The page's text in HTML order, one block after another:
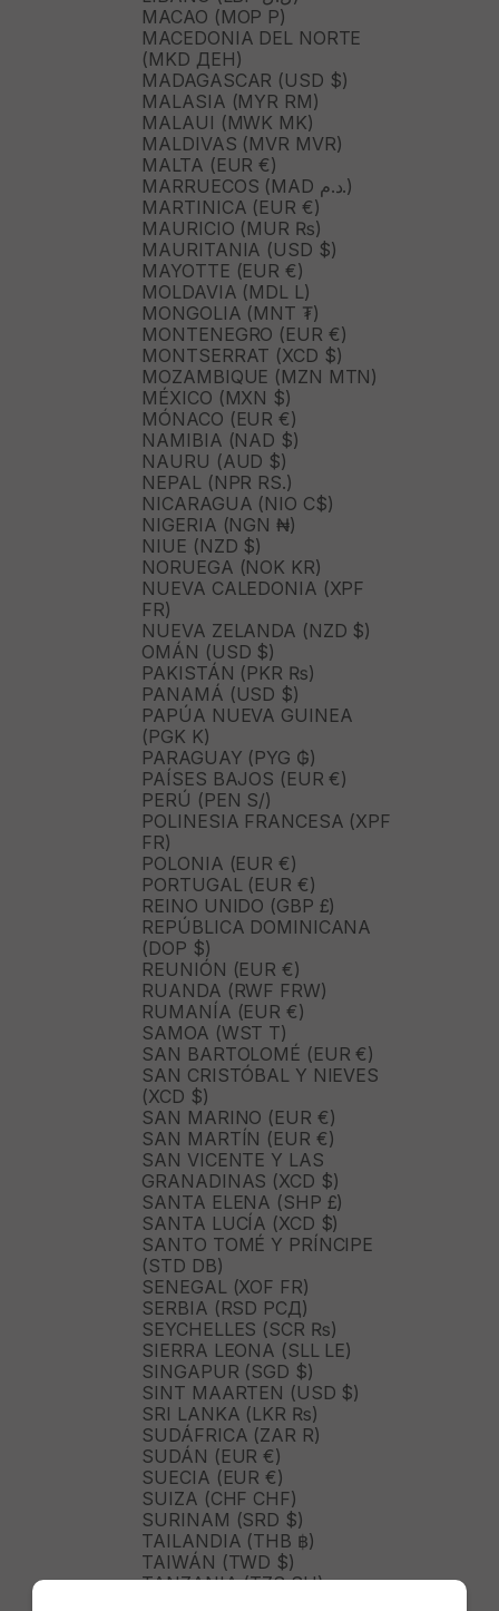
MACAO (MOP P)
MACEDONIA DEL NORTE
(MKD ДЕН)
MADAGASCAR (USD $)
MALASIA (MYR RM)
MALAUI (MWK MK)
MALDIVAS (MVR MVR)
MALTA (EUR €)
MARRUECOS (MAD د.م.)
MARTINICA (EUR €)
MAURICIO (MUR ₨)
MAURITANIA (USD $)
MAYOTTE (EUR €)
MOLDAVIA (MDL L)
MONGOLIA (MNT ₮)
MONTENEGRO (EUR €)
MONTSERRAT (XCD $)
MOZAMBIQUE (MZN MTN)
MÉXICO (MXN $)
MÓNACO (EUR €)
NAMIBIA (NAD $)
NAURU (AUD $)
NEPAL (NPR RS.)
NICARAGUA (NIO C$)
NIGERIA (NGN ₦)
NIUE (NZD $)
NORUEGA (NOK KR)
NUEVA CALEDONIA (XPF
FR)
NUEVA ZELANDA (NZD $)
OMÁN (USD $)
PAKISTÁN (PKR ₨)
PANAMÁ (USD $)
PAPÚA NUEVA GUINEA
(PGK K)
PARAGUAY (PYG ₲)
PAÍSES BAJOS (EUR €)
PERÚ (PEN S/)
POLINESIA FRANCESA (XPF
FR)
POLONIA (EUR €)
PORTUGAL (EUR €)
REINO UNIDO (GBP £)
REPÚBLICA DOMINICANA
(DOP $)
REUNIÓN (EUR €)
RUANDA (RWF FRW)
RUMANÍA (EUR €)
SAMOA (WST T)
SAN BARTOLOMÉ (EUR €)
SAN CRISTÓBAL Y NIEVES
(XCD $)
SAN MARINO (EUR €)
SAN MARTÍN (EUR €)
SAN VICENTE Y LAS
GRANADINAS (XCD $)
SANTA ELENA (SHP £)
SANTA LUCÍA (XCD $)
SANTO TOMÉ Y PRÍNCIPE
(STD DB)
SENEGAL (XOF FR)
SERBIA (RSD РСД)
SEYCHELLES (SCR ₨)
SIERRA LEONA (SLL LE)
SINGAPUR (SGD $)
SINT MAARTEN (USD $)
SRI LANKA (LKR ₨)
SUDÁFRICA (ZAR R)
SUDÁN (EUR €)
SUECIA (EUR €)
SUIZA (CHF CHF)
SURINAM (SRD $)
TAILANDIA (THB ฿)
TAIWÁN (TWD $)
TANZANIA (TZS SH)